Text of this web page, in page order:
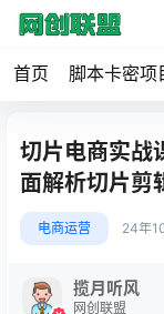
首页 脚本卡密项
切片电商实战
面解析切片剪
电商运营 24年
揽月听风
网创联盟